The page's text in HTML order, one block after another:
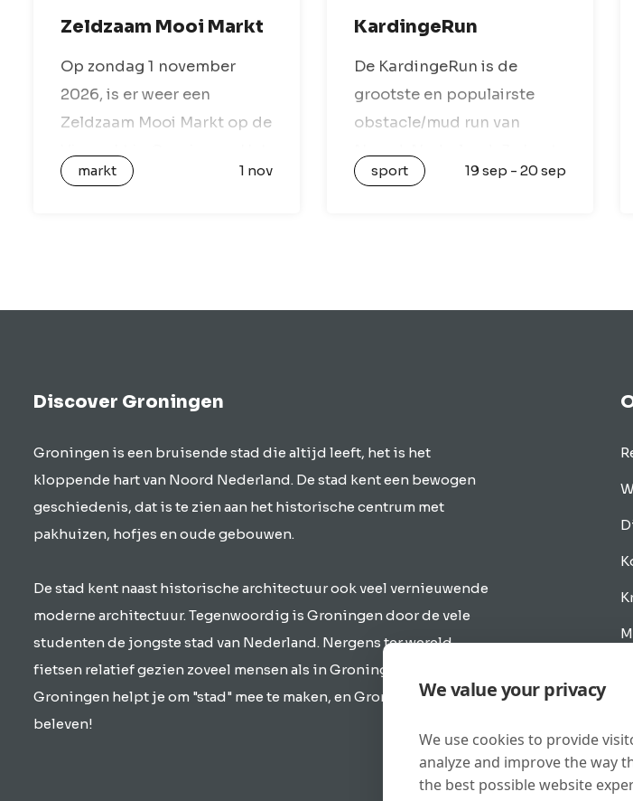
Zeldzaam Mooi Markt
Op zondag 1 november
2026, is er weer een
Zeldzaam Mooi Markt op de
Vismarkt in Groningen. Het
is een markt met zeldzaam
markt 1 nov
KardingeRun
De KardingeRun is de
grootste en populairste
obstacle/mud run van
Noord-Nederland. Je kunt
kiezen uit vier afstanden: 4,
sport 19 sep - 20 sep
Discover Groningen
Groningen is een bruisende stad die altijd leeft, het is het
kloppende hart van Noord Nederland. De stad kent een bewogen
geschiedenis, dat is te zien aan het historische centrum met
pakhuizen, hofjes en oude gebouwen.
De stad kent naast historische architectuur ook veel vernieuwende
moderne architectuur. Tegenwoordig is Groningen door de vele
studenten de jongste stad van Nederland. Nergens ter wereld
fietsen relatief gezien zoveel mensen als in Groningen. Discover
Groningen helpt je om "stad" mee te maken, en Groningen te
beleven!
We value your privacy
We use cookies to provide
analyze and improve the way
the best possible website